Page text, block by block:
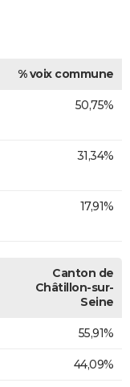
% voix commune
50,75%
31,34%
17,91%
Canton de
Châtillon-sur-
Seine
55,91%
44,09%